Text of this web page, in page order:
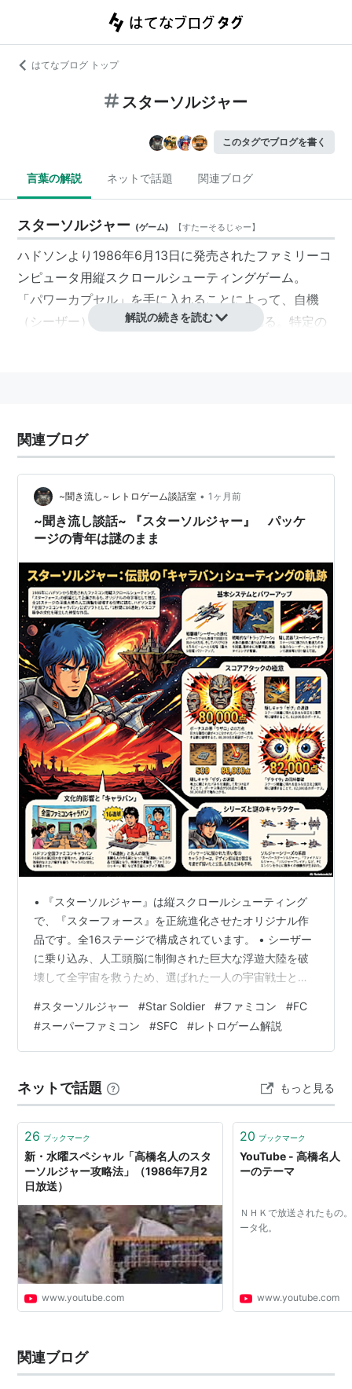
はてなブログ トップ
スターソルジャー
このタグでブログを書く
言葉の解説 ネットで話題 関連ブログ
スターソルジャー (ゲーム) 【すたーそるじゃー】
ハドソンより1986年6月13日に発売されたファミリーコ
ンピュータ用縦スクロールシューティングゲーム。
「パワーカプセル」を手に入れることによって、自機
（シーザー）のショットが3段階に強化される。特定の
第2回全国キャラバンの公式認定ソフト（予選は2分、
決勝大会は5分のスコアアタック）。高橋名人や16連射
で一世を風靡した。
「スターフォース」の続編と思われることも多いが、一
応はオリジナル作品である。
タイトル 発売日
スターソルジャー
ファミリーコンピ
ュータ
1986年6
月13日
スーパースターソルジャー PCエンジン
1990年7
月6日
ファイナルソルジャー PCエンジン
1991年7
月5日
スターパロジャー
SUPER CD-
ROM2
1992年4
月24日
ソルジャーブレイド PCエンジン
1992年7
月10日
キャラバン シューティングコレクシ
ョン*1
スーパーファミコ
ン
1995年7
月7日
月10日
ハドソンセレクションVol.2 スターソ
ルジャー *2
ニンテンドーゲー
ムキューブ
2003年
7月10日
プレイステーショ
2003年
日
ファミコンミニ スターソルジャー
ゲームボーイアド
ン・ポータブル
月21日
ューティングコレクション
月19日
スターソルジャーR Wii（Wiiウェア）
2008年
3月25日
PC Engine Best Collection ソルジャ
ーコレクション*5
プレイステーショ
ン・ポータブル
月25日
ASIN
FC版：asin:B000068I0X
GC版：ASIN:B000094FXF
GBA版：asin:B0001D0A24
解説の続きを読む
関連ブログ
~聞き流し~ レトロゲーム談話室 • 1ヶ月前
~聞き流し談話~ 『スターソルジャー』 パッケ
ージの青年は謎のまま
• 『スターソルジャー』は縦スクロールシューティング
で、『スターフォース』を正統進化させたオリジナル作
品です。全16ステージで構成されています。 • シーザー
に乗り込み、人工頭脳に制御された巨大な浮遊大陸を破
壊して全宇宙を救うため、選ばれた一人の宇宙戦士とし
が、名前や設定は不明で、作者すら設定を考慮せず描い
たと公言しています。 • 3段階のパワーアップや地形の裏
へ潜る「トラップゾーン」、制限時間内の得点を競う
れています。 • 海外でも『Star Soldier』として展開。後
にシリーズ化され…
#スターソルジャー #Star Soldier #ファミコン #FC
#スーパーファミコン #SFC #レトロゲーム解説
ネットで話題 もっと見る
26 ブックマーク
新・水曜スペシャル「高橋名人のスタ
ーソルジャー攻略法」（1986年7月2
日放送）
www.youtube.com
20 ブックマーク
YouTube - 高橋名人
ーのテーマ
ＮＨＫで放送されたもの
ータ化。
www.youtube.com
関連ブログ